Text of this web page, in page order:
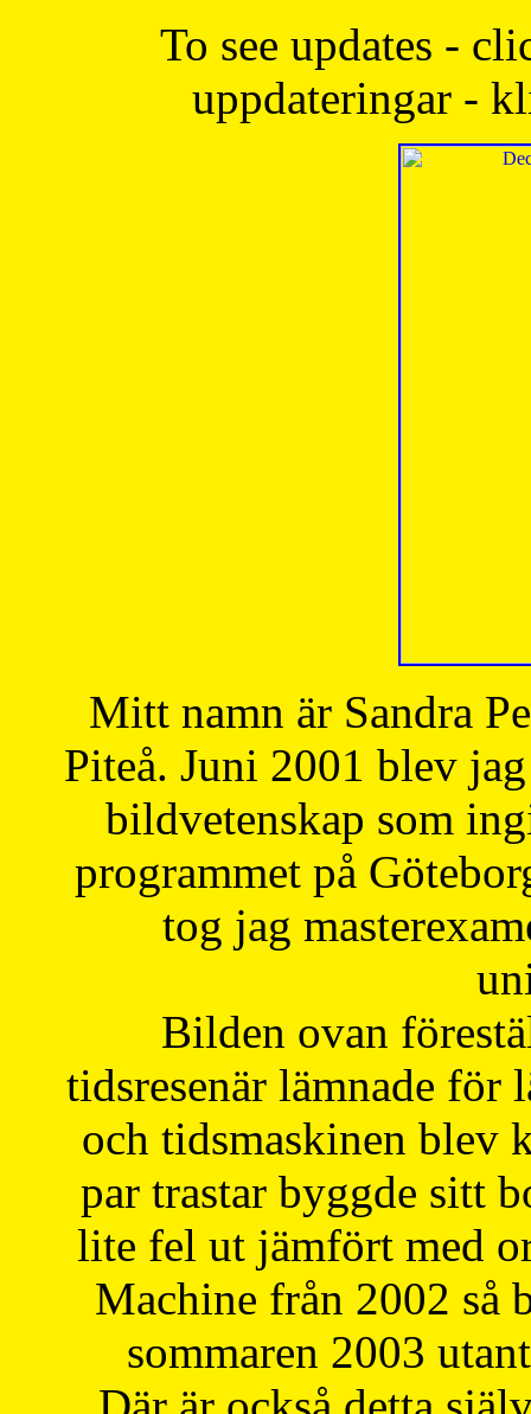
To see updates -
uppdateringar -
Mitt namn är Sandra
Piteå. Juni 2001 blev
bildvetenskap som
programmet på
tog jag
Bilden ovan
tidsresenär lämnade för
och tidsmaskinen blev
par trastar byggde sitt
lite fel ut jämfört med
Machine från 2002 så
sommaren 2003